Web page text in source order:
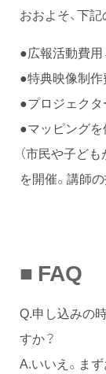
おおよそ、下
●広報活動費
●特典映像制
●プロジェク
●マッピング
（市民や子ど
を開催。講師
■ FAQ
Q.申し込みの
すか？
A.いいえ。ま